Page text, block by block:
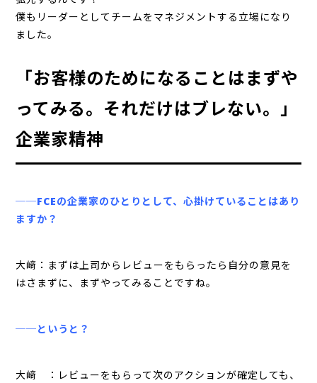
僕もリーダーとしてチームをマネジメントする立場になり
ました。
「お客様のためになることはまずや
ってみる。それだけはブレない。」
企業家精神
──FCEの企業家のひとりとして、心掛けていることはあり
ますか？
大﨑：まずは上司からレビューをもらったら自分の意見を
はさまずに、まずやってみることですね。
──というと？
大﨑 ：レビューをもらって次のアクションが確定しても、